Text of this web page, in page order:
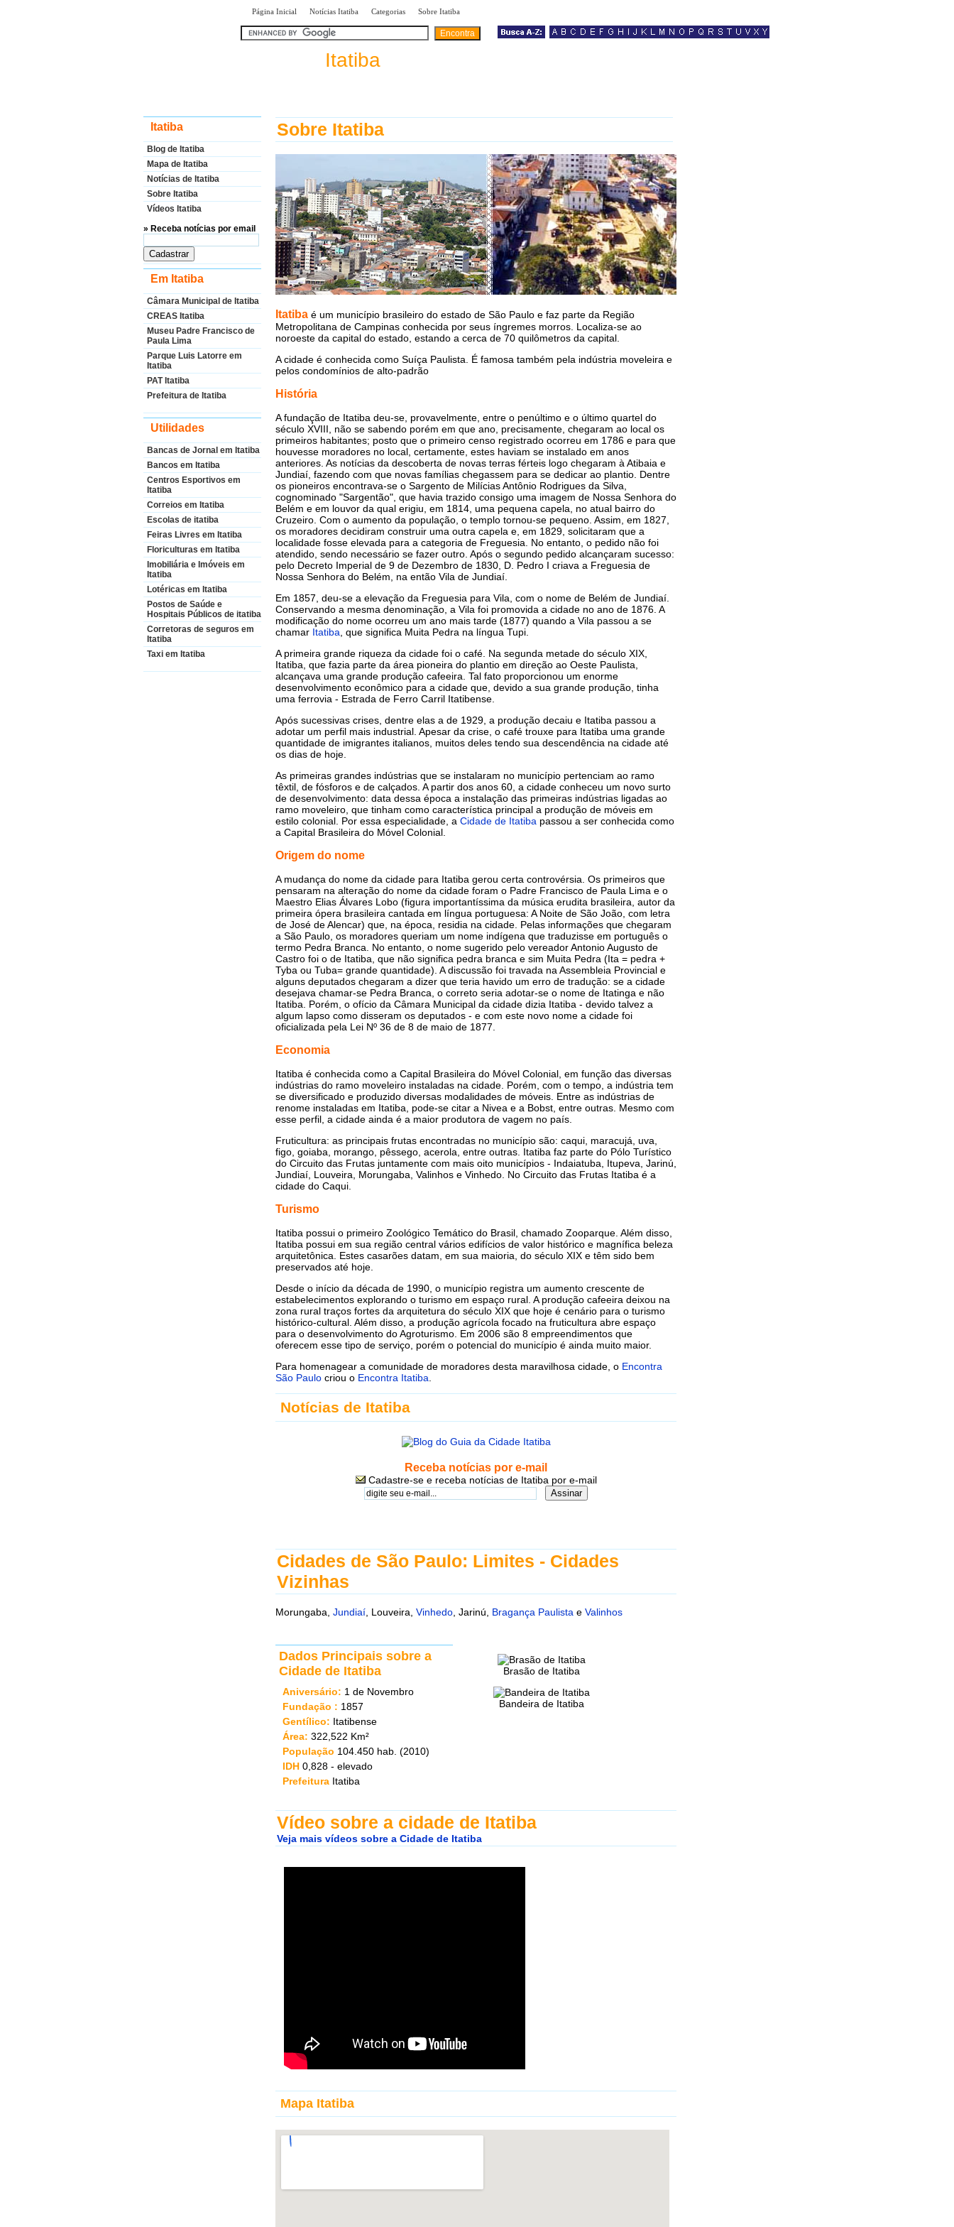
Página Inicial Notícias Itatiba Categorias Sobre Itatiba
Itatiba
Itatiba
Blog de Itatiba
Mapa de Itatiba
Notícias de Itatiba
Sobre Itatiba
Vídeos Itatiba
» Receba notícias por email
Em Itatiba
Câmara Municipal de Itatiba
CREAS Itatiba
Museu Padre Francisco de
Paula Lima
Parque Luis Latorre em
Itatiba
PAT Itatiba
Prefeitura de Itatiba
Utilidades
Bancas de Jornal em Itatiba
Bancos em Itatiba
Centros Esportivos em
Itatiba
Correios em Itatiba
Escolas de itatiba
Feiras Livres em Itatiba
Floriculturas em Itatiba
Imobiliária e Imóveis em
Itatiba
Lotéricas em Itatiba
Postos de Saúde e
Hospitais Públicos de itatiba
Corretoras de seguros em
Itatiba
Taxi em Itatiba
Sobre Itatiba
Itatiba é um município brasileiro do estado de São Paulo e faz parte da Região
Metropolitana de Campinas conhecida por seus íngremes morros. Localiza-se ao
noroeste da capital do estado, estando a cerca de 70 quilômetros da capital.
A cidade é conhecida como Suíça Paulista. É famosa também pela indústria moveleira e
pelos condomínios de alto-padrão
História
A fundação de Itatiba deu-se, provavelmente, entre o penúltimo e o último quartel do
século XVIII, não se sabendo porém em que ano, precisamente, chegaram ao local os
primeiros habitantes; posto que o primeiro censo registrado ocorreu em 1786 e para que
houvesse moradores no local, certamente, estes haviam se instalado em anos
anteriores. As notícias da descoberta de novas terras férteis logo chegaram à Atibaia e
Jundiaí, fazendo com que novas famílias chegassem para se dedicar ao plantio. Dentre
os pioneiros encontrava-se o Sargento de Milícias Antônio Rodrigues da Silva,
cognominado "Sargentão", que havia trazido consigo uma imagem de Nossa Senhora do
Belém e em louvor da qual erigiu, em 1814, uma pequena capela, no atual bairro do
Cruzeiro. Com o aumento da população, o templo tornou-se pequeno. Assim, em 1827,
os moradores decidiram construir uma outra capela e, em 1829, solicitaram que a
localidade fosse elevada para a categoria de Freguesia. No entanto, o pedido não foi
atendido, sendo necessário se fazer outro. Após o segundo pedido alcançaram sucesso:
pelo Decreto Imperial de 9 de Dezembro de 1830, D. Pedro I criava a Freguesia de
Nossa Senhora do Belém, na então Vila de Jundiaí.
Em 1857, deu-se a elevação da Freguesia para Vila, com o nome de Belém de Jundiaí.
Conservando a mesma denominação, a Vila foi promovida a cidade no ano de 1876. A
modificação do nome ocorreu um ano mais tarde (1877) quando a Vila passou a se
chamar Itatiba , que significa Muita Pedra na língua Tupi.
A primeira grande riqueza da cidade foi o café. Na segunda metade do século XIX,
Itatiba, que fazia parte da área pioneira do plantio em direção ao Oeste Paulista,
alcançava uma grande produção cafeeira. Tal fato proporcionou um enorme
desenvolvimento econômico para a cidade que, devido a sua grande produção, tinha
uma ferrovia - Estrada de Ferro Carril Itatibense.
Após sucessivas crises, dentre elas a de 1929, a produção decaiu e Itatiba passou a
adotar um perfil mais industrial. Apesar da crise, o café trouxe para Itatiba uma grande
quantidade de imigrantes italianos, muitos deles tendo sua descendência na cidade até
os dias de hoje.
As primeiras grandes indústrias que se instalaram no município pertenciam ao ramo
têxtil, de fósforos e de calçados. A partir dos anos 60, a cidade conheceu um novo surto
de desenvolvimento: data dessa época a instalação das primeiras indústrias ligadas ao
ramo moveleiro, que tinham como característica principal a produção de móveis em
estilo colonial. Por essa especialidade, a Cidade de Itatiba passou a ser conhecida como
a Capital Brasileira do Móvel Colonial.
Origem do nome
A mudança do nome da cidade para Itatiba gerou certa controvérsia. Os primeiros que
pensaram na alteração do nome da cidade foram o Padre Francisco de Paula Lima e o
Maestro Elias Álvares Lobo (figura importantíssima da música erudita brasileira, autor da
primeira ópera brasileira cantada em língua portuguesa: A Noite de São João, com letra
de José de Alencar) que, na época, residia na cidade. Pelas informações que chegaram
a São Paulo, os moradores queriam um nome indígena que traduzisse em português o
termo Pedra Branca. No entanto, o nome sugerido pelo vereador Antonio Augusto de
Castro foi o de Itatiba, que não significa pedra branca e sim Muita Pedra (Ita = pedra +
Tyba ou Tuba= grande quantidade). A discussão foi travada na Assembleia Provincial e
alguns deputados chegaram a dizer que teria havido um erro de tradução: se a cidade
desejava chamar-se Pedra Branca, o correto seria adotar-se o nome de Itatinga e não
Itatiba. Porém, o ofício da Câmara Municipal da cidade dizia Itatiba - devido talvez a
algum lapso como disseram os deputados - e com este novo nome a cidade foi
oficializada pela Lei Nº 36 de 8 de maio de 1877.
Economia
Itatiba é conhecida como a Capital Brasileira do Móvel Colonial, em função das diversas
indústrias do ramo moveleiro instaladas na cidade. Porém, com o tempo, a indústria tem
se diversificado e produzido diversas modalidades de móveis. Entre as indústrias de
renome instaladas em Itatiba, pode-se citar a Nivea e a Bobst, entre outras. Mesmo com
esse perfil, a cidade ainda é a maior produtora de vagem no país.
Fruticultura: as principais frutas encontradas no município são: caqui, maracujá, uva,
figo, goiaba, morango, pêssego, acerola, entre outras. Itatiba faz parte do Pólo Turístico
do Circuito das Frutas juntamente com mais oito municípios - Indaiatuba, Itupeva, Jarinú,
Jundiaí, Louveira, Morungaba, Valinhos e Vinhedo. No Circuito das Frutas Itatiba é a
cidade do Caqui.
Turismo
Itatiba possui o primeiro Zoológico Temático do Brasil, chamado Zooparque. Além disso,
Itatiba possui em sua região central vários edifícios de valor histórico e magnífica beleza
arquitetônica. Estes casarões datam, em sua maioria, do século XIX e têm sido bem
preservados até hoje.
Desde o início da década de 1990, o município registra um aumento crescente de
estabelecimentos explorando o turismo em espaço rural. A produção cafeeira deixou na
zona rural traços fortes da arquitetura do século XIX que hoje é cenário para o turismo
histórico-cultural. Além disso, a produção agrícola focado na fruticultura abre espaço
para o desenvolvimento do Agroturismo. Em 2006 são 8 empreendimentos que
oferecem esse tipo de serviço, porém o potencial do município é ainda muito maior.
Para homenagear a comunidade de moradores desta maravilhosa cidade, o Encontra
São Paulo criou o Encontra Itatiba
Notícias de Itatiba
Receba notícias por e-mail
Cadastre-se e receba notícias de Itatiba por e-mail
Cidades de São Paulo: Limites - Cidades
Vizinhas
Morungaba, Jundiaí , Louveira, Vinhedo , Jarinú, Bragança Paulista e Valinhos
Dados Principais sobre a
Cidade de Itatiba
Aniversário: 1 de Novembro
Fundação : 1857
Gentílico: Itatibense
Área: 322,522 Km²
População 104.450 hab. (2010)
IDH 0,828 - elevado
Prefeitura Itatiba
Brasão de Itatiba
Bandeira de Itatiba
Vídeo sobre a cidade de Itatiba
Veja mais vídeos sobre a Cidade de Itatiba
Mapa Itatiba